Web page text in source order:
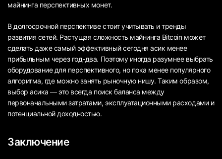
майнинга перспективных монет.
В долгосрочной перспективе стоит учитывать и тренды
развития сетей. Растущая сложность майнинга Bitcoin может
сделать даже самый эффективный сегодня асик менее
прибыльным через год-два. Поэтому иногда разумнее выбрать
оборудование для перспективного, но пока менее популярного
алгоритма, где можно занять рыночную нишу. Таким образом,
выбор асика — это всегда поиск баланса между
первоначальными затратами, эксплуатационными расходами и
потенциальной доходностью.
Заключение